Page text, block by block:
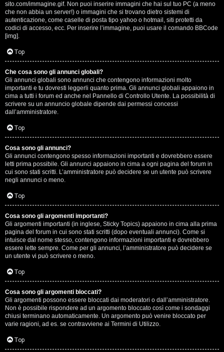
sito.com/immagine.gif. Non puoi inserire immagini che hai sul tuo PC (a meno
che non abbia un server!) o immagini che si trovano dietro sistemi di
autenticazione, come caselle di posta tipo yahoo o hotmail, siti protetti da
codici di accesso, ecc. Per inserire l’immagine, puoi usare il comando BBCode
[img].
Top
Che cosa sono gli annunci globali?
Gli annunci globali sono annunci che contengono informazioni molto
importanti e tu dovresti leggerli quanto prima. Gli annunci globali appaiono in
cima a tutti i forum ed anche nel Pannello di Controllo Utente. La possibilità di
scrivere su un annuncio globale dipende dai permessi concessi
dall’amministratore.
Top
Cosa sono gli annunci?
Gli annunci contengono spesso informazioni importanti e dovrebbero essere
letti prima possibile. Gli annunci appaiono in cima a ogni pagina del forum in
cui sono stati scritti. L’amministratore può decidere se un utente può scrivere
negli annunci o meno.
Top
Cosa sono gli argomenti importanti?
Gli argomenti importanti (in inglese, Sticky Topics) appaiono in cima alla prima
pagina del forum in cui sono stati scritti (dopo eventuali annunci). Come si
intuisce dal nome stesso, contengono informazioni importanti e dovrebbero
essere lette sempre. Come per gli annunci, l’amministratore può decidere se
un utente vi può scrivere o meno.
Top
Cosa sono gli argomenti bloccati?
Gli argomenti possono essere bloccati dai moderatori o dall’amministratore.
Non è possibile rispondere ad un argomento bloccato così come i sondaggi
chiusi terminano automaticamente. Un argomento può venire bloccato per
varie ragioni, ad es. se contravviene ai Termini di Utilizzo.
Top
C
o
s
a
c
i
p
i
a
c
e
e
c
o
s
a
n
o
n
c